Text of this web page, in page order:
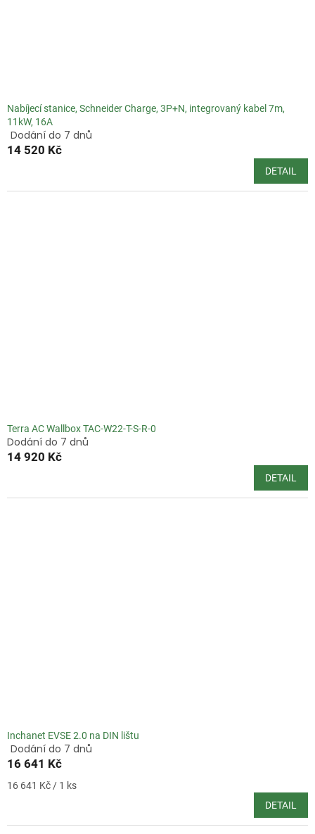
Nabíjecí stanice, Schneider Charge, 3P+N, integrovaný kabel 7m,
11kW, 16A
Průměrné
hodnocení
4,5
Dodání do 7 dnů
14 520 Kč
DETAIL
Terra AC Wallbox TAC-W22-T-S-R-0
Dodání do 7 dnů
14 920 Kč
DETAIL
Inchanet EVSE 2.0 na DIN lištu
Průměrné
hodnocení
je
Dodání do 7 dnů
16 641 Kč
Měrná
16 641 Kč / 1 ks
DETAIL